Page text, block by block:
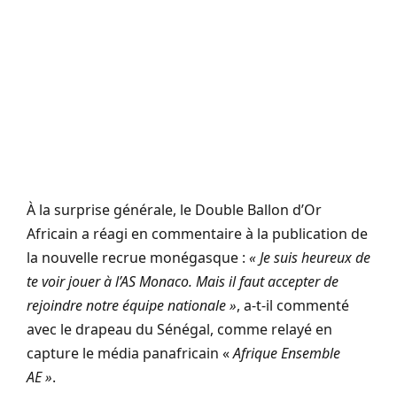
À la surprise générale, le Double Ballon d’Or
Africain a réagi en commentaire à la publication de
la nouvelle recrue monégasque : « Je suis heureux de
te voir jouer à l’AS Monaco. Mais il faut accepter de
rejoindre notre équipe nationale », a-t-il commenté
avec le drapeau du Sénégal, comme relayé en
capture le média panafricain «Afrique Ensemble
AE ».